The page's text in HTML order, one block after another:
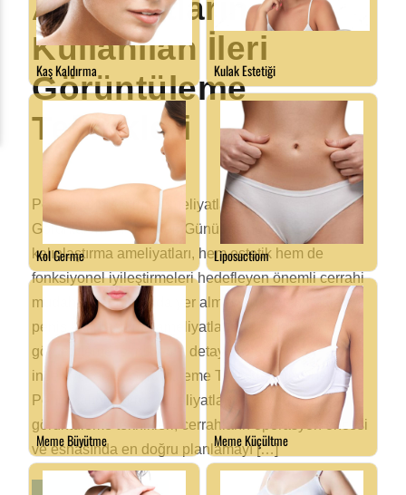
Ameliyatlarında
Kullanılan İleri
Görüntüleme
Teknikleri
Penis Kalınlaştırma Ameliyatlarında Kullanılan İleri
Görüntüleme Teknikleri Günümüzde penis
kalınlaştırma ameliyatları, hem estetik hem de
fonksiyonel iyileştirmeleri hedefleyen önemli cerrahi
müdahaleler arasında yer almaktadır. Bu makalede,
penis kalınlaştırma ameliyatlarında kullanılan ileri
görüntüleme tekniklerini detaylı bir şekilde
inceleyeceğiz. Görüntüleme Tekniklerinin Önemi
Penis kalınlaştırma ameliyatlarında kullanılan ileri
görüntüleme teknikleri, cerrahların operasyon öncesi
ve esnasında en doğru planlamayı […]